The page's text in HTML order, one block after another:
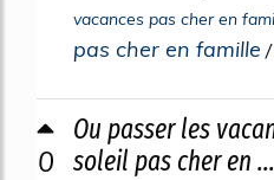
vacances pas cher en
pas cher en famille /
0
Ou passer les
soleil pas cher en ...